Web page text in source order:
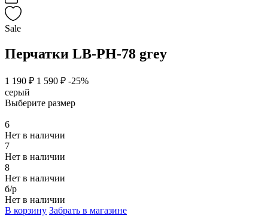
Sale
Перчатки LB-PH-78 grey
1 190 ₽ 1 590 ₽ -25%
серый
Выберите размер
6
Нет в наличии
7
Нет в наличии
8
Нет в наличии
б/р
Нет в наличии
В корзину Забрать в магазине